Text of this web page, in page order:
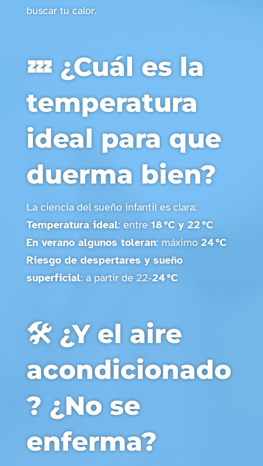
buscar tu calor.
💤 ¿Cuál es la
temperatura
ideal para que
duerma bien?
La ciencia del sueño infantil es clara:
Temperatura ideal: entre 18 °C y 22 °C
En verano algunos toleran: máximo 24 °C
Riesgo de despertares y sueño
superficial: a partir de 22-24 °C
🛠️ ¿Y el aire
acondicionado
? ¿No se
enferma?